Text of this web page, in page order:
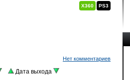
PS3
X360
Нет комментариев
Дата выхода